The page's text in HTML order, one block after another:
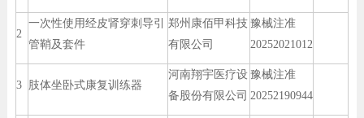
2
一次性使用经皮肾穿刺导引
管鞘及套件
郑州康佰甲科技
有限公司
豫械注准
20252021012
3 肢体坐卧式康复训练器
河南翔宇医疗设
备股份有限公司
豫械注准
20252190944